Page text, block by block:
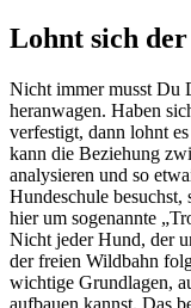
Lohnt sich
Nicht immer musst Du
heranwagen. Haben
verfestigt, dann lohnt
kann die Beziehung
analysieren und so
Hundeschule besuchst,
hier um sogenannte
Nicht jeder Hund, der
der freien Wildbahn
wichtige Grundlagen,